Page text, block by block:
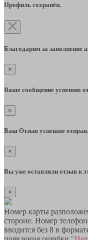
Профиль сохранён.
Благодарим за заполнение
×
Ваше сообщение успешно
×
Ваш Отзыв успешно
×
Вы уже оставляли отзыв к
×
Номер карты
стороне. Номер
вводится без 8 в